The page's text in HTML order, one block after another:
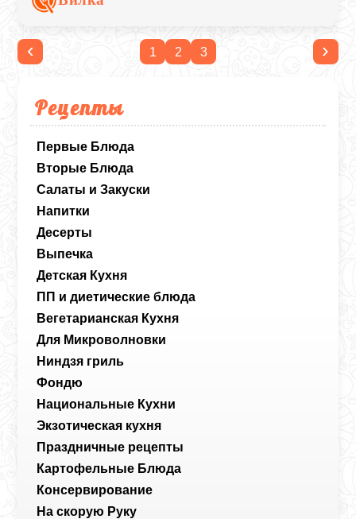
Рецепты
Первые Блюда
Вторые Блюда
Салаты и Закуски
Напитки
Десерты
Выпечка
Детская Кухня
ПП и диетические блюда
Вегетарианская Кухня
Для Микроволновки
Ниндзя гриль
Фондю
Национальные Кухни
Экзотическая кухня
Праздничные рецепты
Картофельные Блюда
Консервирование
На скорую Руку
‹ 1 2 3 ›